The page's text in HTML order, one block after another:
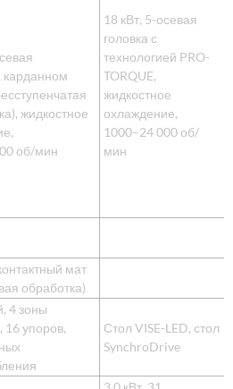
карданном
жидкостное
об/мин
18 кВт, 5-осевая
головка с
технологией PRO-
TORQUE,
жидкостное
охлаждение,
1000–24 000 об/
мин
мат
обработка)
4 зоны
16 упоров,
Стол VISE-LED, стол
SynchroDrive